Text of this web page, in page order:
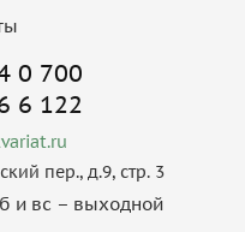
0 700
6 122
пер., д.9, стр. 3
и вс – выходной